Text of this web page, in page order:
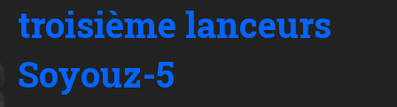
troisième lanceurs
Soyouz-5